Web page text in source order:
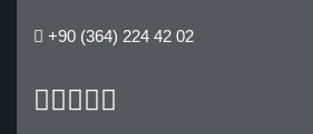
+90 (364) 224 42 02